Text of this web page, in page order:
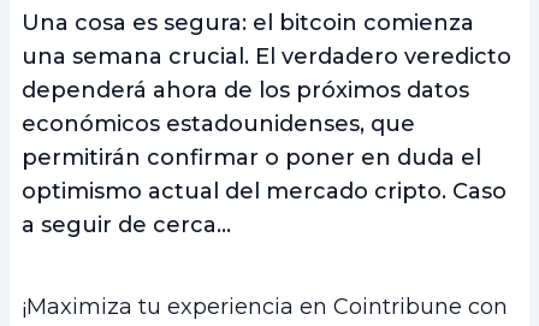
Una cosa es segura: el bitcoin comienza
una semana crucial. El verdadero veredicto
dependerá ahora de los próximos datos
económicos estadounidenses, que
permitirán confirmar o poner en duda el
optimismo actual del mercado cripto. Caso
a seguir de cerca…
¡Maximiza tu experiencia en Cointribune con